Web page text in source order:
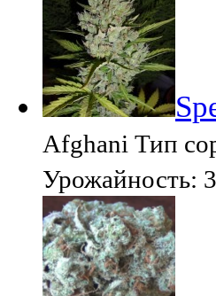
Afghani Тип
Урожайность: